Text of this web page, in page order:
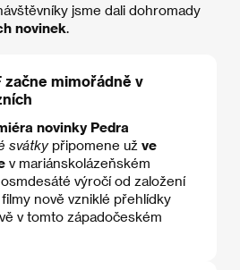
jsme dali dohromady
novinek
začne mimořádně v
novinky Pedra
svátkypřipomene už ve
v mariánskolázeňském
výročí od založení
nově vzniklé přehlídky
v tomto západočeském